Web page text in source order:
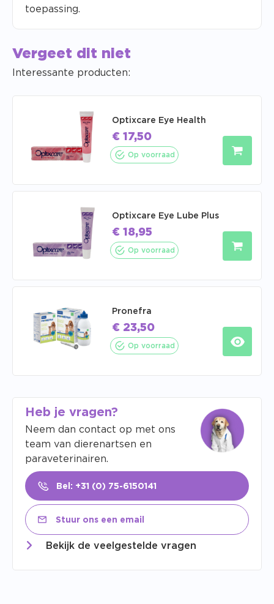
toepassing.
Vergeet dit niet
Interessante producten:
Optixcare Eye Health
€ 17,50
Op voorraad
Optixcare Eye Lube Plus
€ 18,95
Op voorraad
Pronefra
€ 23,50
Op voorraad
Heb je vragen?
Neem dan contact op met ons
team van dierenartsen en
paraveterinairen.
Bel: +31 (0) 75-6150141
Stuur ons een email
Bekijk de veelgestelde vragen